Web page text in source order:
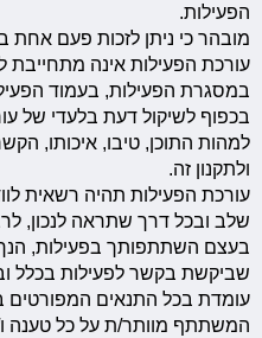
הפעילות.
מובהר כי ניתן לזכות פעם אחת
עורכת הפעילות אינה
במסגרת הפעילות, בעמוד
בכפוף לשיקול דעת בלעדי של
למהות התוכן, טיבו, איכותו,
ולתקנון זה.
עורכת הפעילות תהיה רשאית
שלב ובכל דרך שתראה לנכון,
בעצם השתתפותך בפעילות,
שביקשת בקשר לפעילות בכלל
עומדת בכל התנאים המפורטים
המשתתף מוותר/ת על כל טענה